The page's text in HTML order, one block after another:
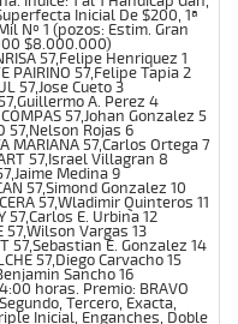
Inicial De $200, 1ª
Nº 1 (pozos: Estim. Gran
$8.000.000)
57,Felipe Henriquez 1
PAIRINO 57,Felipe Tapia 2
57,Jose Cueto 3
A. Perez 4
57,Johan Gonzalez 5
57,Nelson Rojas 6
MARIANA 57,Carlos Ortega 7
57,Israel Villagran 8
Medina 9
57,Simond Gonzalez 10
57,Wladimir Quinteros 11
57,Carlos E. Urbina 12
57,Wilson Vargas 13
57,Sebastian E. Gonzalez 14
57,Diego Carvacho 15
Sancho 16
horas. Premio: BRAVO
Tercero, Exacta,
Inicial, Enganches, Doble